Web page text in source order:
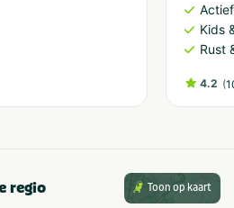
Kids
Rust
4.2 (
regio Toon op kaart